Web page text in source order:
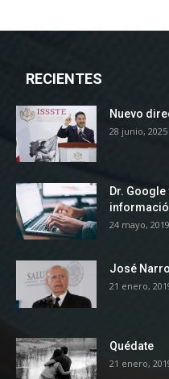
RECIENTES
Nuevo
28 junio, 2025
Dr.
24 mayo, 2019
José
21 enero,
Quédate
21 enero,